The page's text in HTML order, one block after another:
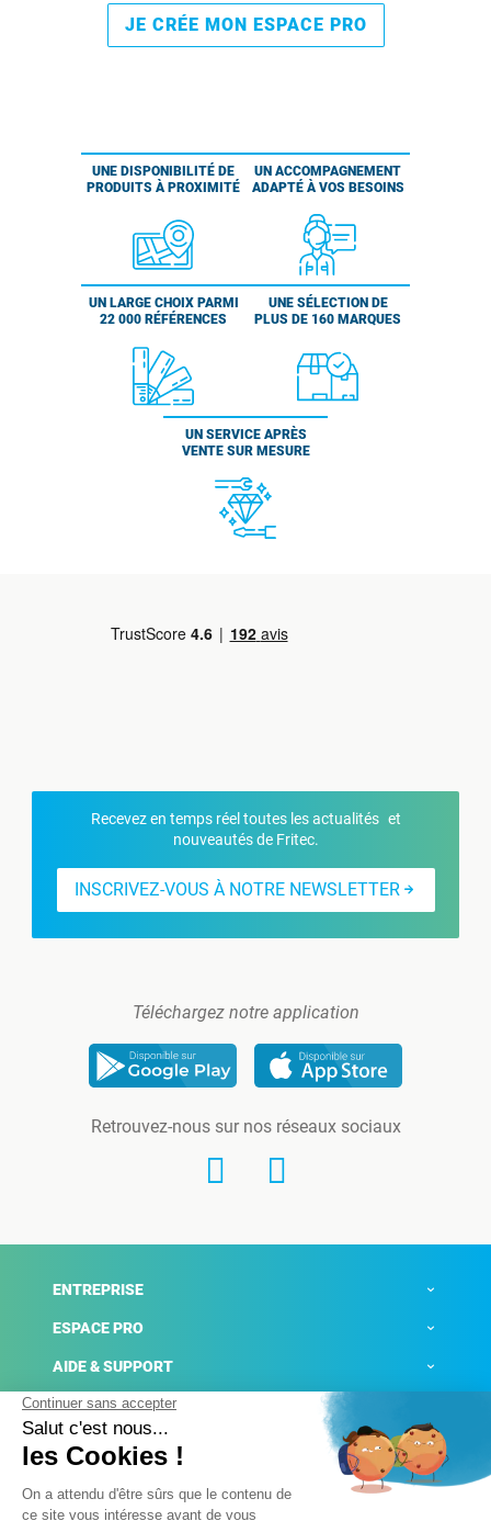
JE CRÉE MON ESPACE PRO
UNE DISPONIBILITÉ DE
PRODUITS À PROXIMITÉ
UN ACCOMPAGNEMENT
ADAPTÉ À VOS BESOINS
UN LARGE CHOIX PARMI
22 000 RÉFÉRENCES
UNE SÉLECTION DE
PLUS DE 160 MARQUES
UN SERVICE APRÈS
VENTE SUR MESURE
Recevez en temps réel toutes les actualités et
nouveautés de Fritec.
INSCRIVEZ-VOUS À NOTRE NEWSLETTER
Téléchargez notre application
Retrouvez-nous sur nos réseaux sociaux
ENTREPRISE
ESPACE PRO
AIDE & SUPPORT
ACTUALITÉS
Mentions légales